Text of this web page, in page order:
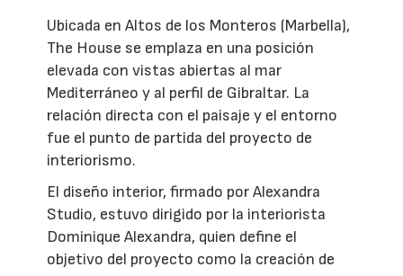
Ubicada en Altos de los Monteros (Marbella),
The House se emplaza en una posición
elevada con vistas abiertas al mar
Mediterráneo y al perfil de Gibraltar. La
relación directa con el paisaje y el entorno
fue el punto de partida del proyecto de
interiorismo.
El diseño interior, firmado por Alexandra
Studio, estuvo dirigido por la interiorista
Dominique Alexandra, quien define el
objetivo del proyecto como la creación de